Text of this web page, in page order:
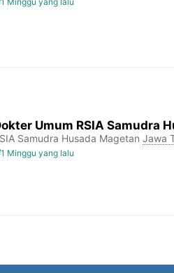
Umum RSIA Samudra
Samudra Husada Magetan Jawa
1 Minggu yang lalu